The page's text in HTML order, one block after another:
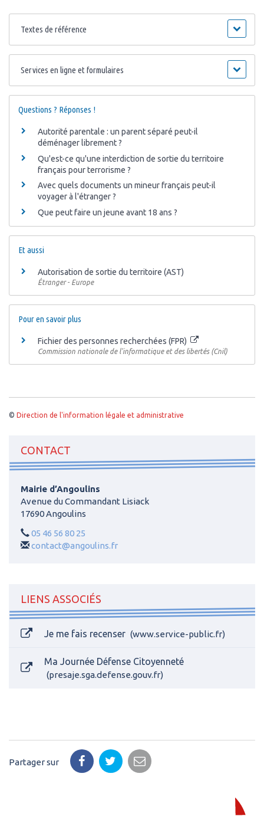
Textes de référence
Services en ligne et formulaires
Questions ? Réponses !
Autorité parentale : un parent séparé peut-il
déménager librement ?
Qu'est-ce qu'une interdiction de sortie du territoire
français pour terrorisme ?
Avec quels documents un mineur français peut-il
voyager à l'étranger ?
Que peut faire un jeune avant 18 ans ?
Et aussi
Autorisation de sortie du territoire (AST)
Étranger - Europe
Pour en savoir plus
Fichier des personnes recherchées (FPR)
Commission nationale de l'informatique et des libertés (Cnil)
© Direction de l'information légale et administrative
CONTACT
Mairie d’Angoulins
Avenue du Commandant Lisiack
17690 Angoulins
05 46 56 80 25
contact@angoulins.fr
LIENS ASSOCIÉS
Je me fais recenser www.service-public.fr
Ma Journée Défense Citoyenneté
presaje.sga.defense.gouv.fr
Partager sur